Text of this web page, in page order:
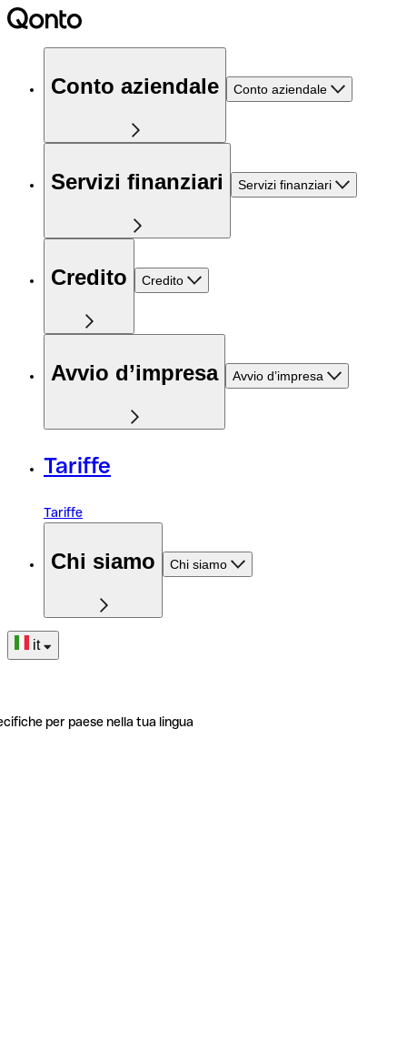
Conto aziendale Conto aziendale
Servizi finanziari Servizi finanziari
Credito Credito
Avvio d’impresa Avvio d’impresa
Tariffe
Tariffe
Chi siamo Chi siamo
it
per paese nella tua lingua